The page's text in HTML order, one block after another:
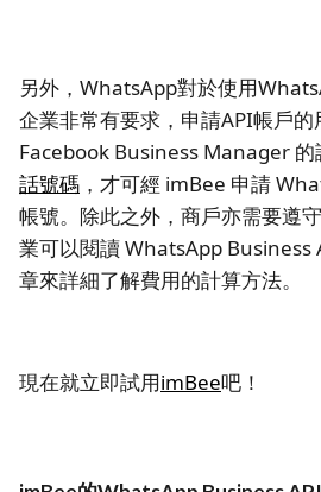
另外，WhatsApp對於使用
企業非常有要求，申請API帳戶
Facebook Business Manager 的
話號碼 ，才可經 imBee 申請
帳號。除此之外，商戶亦需要遵
業可以閱讀 WhatsApp Business
章來詳細了解費用的計算方法。
現在就立即試用imBee吧！